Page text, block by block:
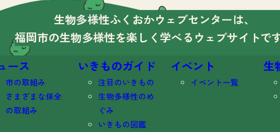
生物多様性ふくおかウェブセンターは、
福岡市の生物多様性を楽しく学べる ウェブサイトです
ース
市の取組み
さまざまな保全
の取組み
いきものガイド
注目のいきもの
生物多様性のめ
ぐみ
いきもの図鑑
イベント
イベント一覧
生